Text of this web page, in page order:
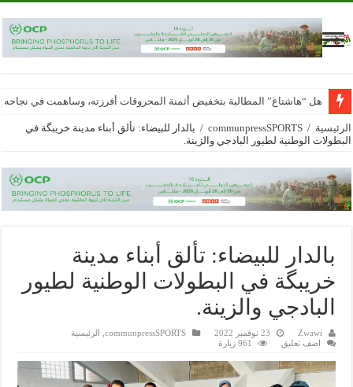
هل “هاشتاغ” المطالبة بتخفيض أثمنة المحروقات أفرزته، وساهمت في
الرئيسية /
communpressSPORTS
/ بالدار للبيضاء: تألق أبناء مدينة خريبگة في
البطولات الوطنية لطيور البادجي والزينة.
بالدار للبيضاء: تألق أبناء مدينة
خريبگة في البطولات الوطنية لطيور
البادجي والزينة.
Zwawi 23 نوفمبر 2022 communpressSPORTS الرئيسية
اضف تعليق
961 زيارة